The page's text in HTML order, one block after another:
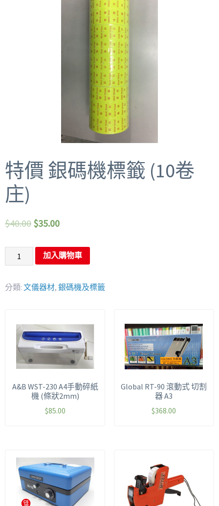
特價 銀碼機標籤 (10卷
庄)
$40.00 $35.00
加入購物車
分類: 文儀器材, 銀碼機及標籤
A&B WST-230 A4手動碎紙
機 (條狀2mm)
$85.00
Global RT-90 滾動式 切割
器 A3
$368.00